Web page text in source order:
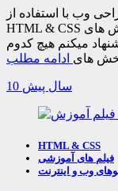
وب با استفاده از
HTML & CSS رسیدیم.کم کم در حال نزدیک شدن به بخش های
میکنم هیچ کدوم
های ادامه مطلب
10 سال پیش
HTML & CSS
فیلم های آموزشی
وب و اینترنت